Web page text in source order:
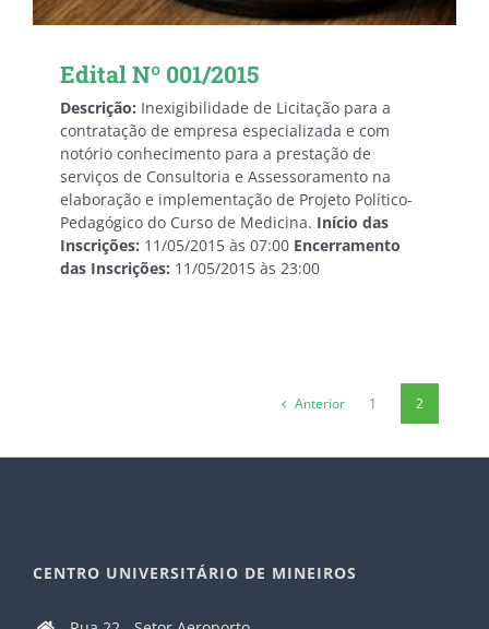
Edital Nº 001/2015
Descrição: Inexigibilidade de Licitação para a
contratação de empresa especializada e com
notório conhecimento para a prestação de
serviços de Consultoria e Assessoramento na
elaboração e implementação de Projeto Político-
Pedagógico do Curso de Medicina. Início das
Inscrições: 11/05/2015 às 07:00 Encerramento
das Inscrições: 11/05/2015 às 23:00
Anterior 1 2
CENTRO UNIVERSITÁRIO DE MINEIROS